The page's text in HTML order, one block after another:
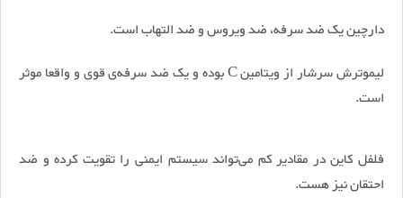
دارچین یک ضد سرفه، ضد ویروس و ضد التهاب است.
لیموترش سرشار از ویتامین C بوده و یک ضد سرفه‌ی قوی و واقعا موثر
است.
فلفل کاین در مقادیر کم می‌تواند سیستم ایمنی را تقویت کرده و ضد
احتقان نیز هست.